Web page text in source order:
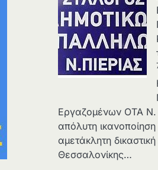
Εργαζομένων ΟΤΑ Ν.
απόλυτη ικανοποίηση
αμετάκλητη
Θεσσαλονίκης…